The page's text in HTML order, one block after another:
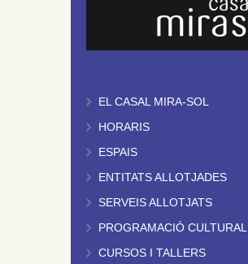
EL CASAL MIRA-SOL
HORARIS
ESPAIS
ENTITATS ALLOTJADES
SERVEIS ALLOTJATS
PROGRAMACIÓ CULTURAL
CURSOS I TALLERS